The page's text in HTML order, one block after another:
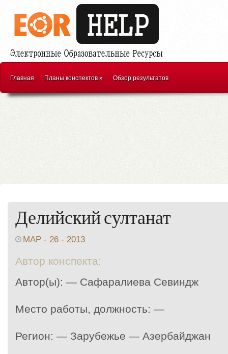
Главная Планы конспектов» Обзор результатов
Делийский султанат
МАР - 26 - 2013
Автор конспекта:
Автор(ы): — Сафаралиева Севиндж
Место работы, должность: —
Регион: — Зарубежье — Азербайджан